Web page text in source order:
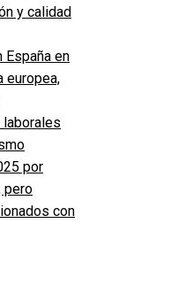
y calidad
por
pero
con